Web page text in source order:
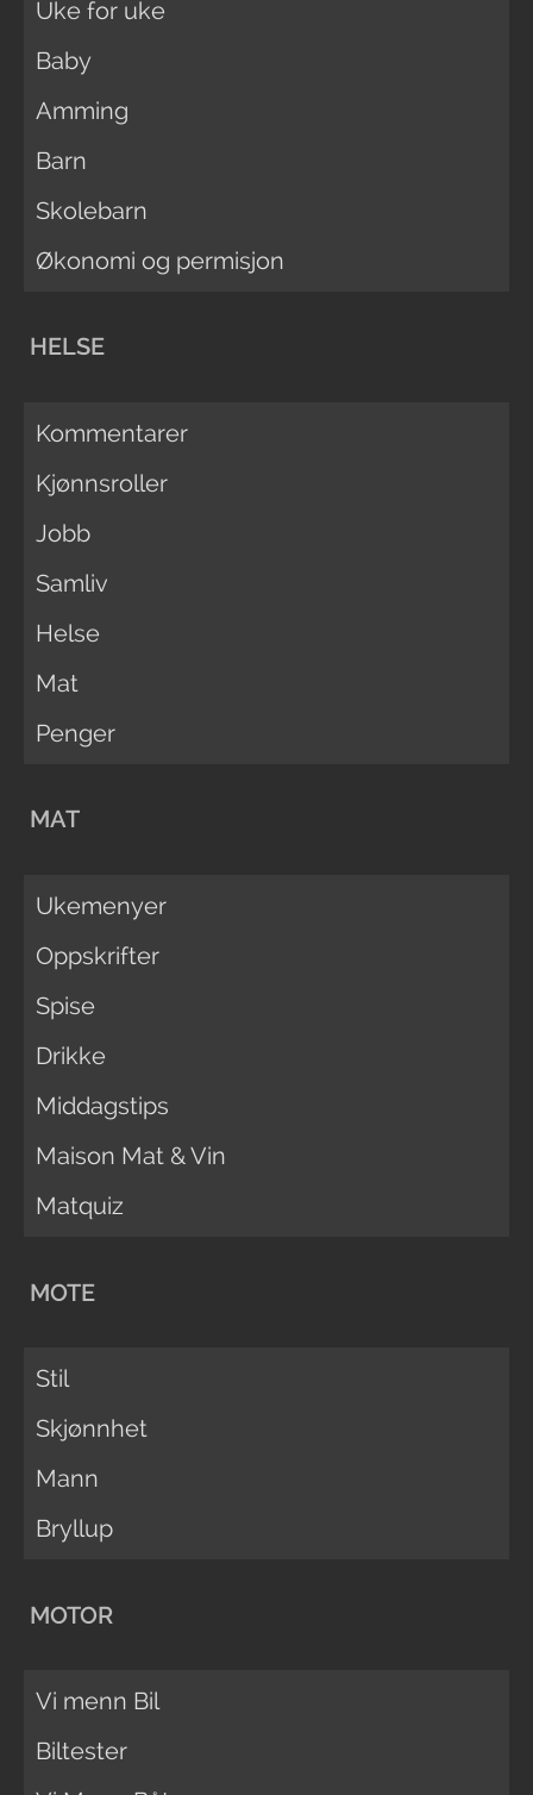
Uke for uke
Baby
Amming
Barn
Skolebarn
Økonomi og permisjon
HELSE
Kommentarer
Kjønnsroller
Jobb
Samliv
Helse
Mat
Penger
MAT
Ukemenyer
Oppskrifter
Spise
Drikke
Middagstips
Maison Mat & Vin
Matquiz
MOTE
Stil
Skjønnhet
Mann
Bryllup
MOTOR
Vi menn Bil
Biltester